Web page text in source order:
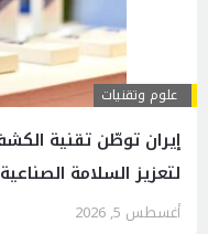
علوم وتقنيات
لتعزيز السلامة الصناعية
أغسطس 5, 2026